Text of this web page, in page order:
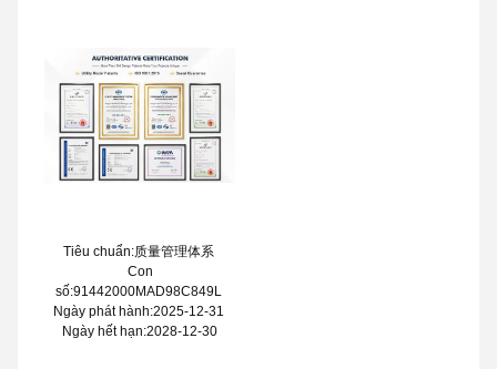
Tiêu chuẩn:质量管理体系
Con
số:91442000MAD98C849L
Ngày phát hành:2025-12-31
Ngày hết hạn:2028-12-30